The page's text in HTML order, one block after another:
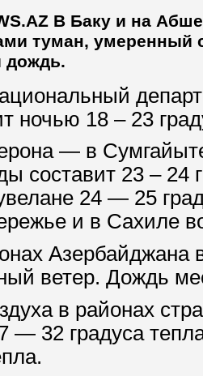
В Баку и на
туман, умеренный
дождь.
ночью 18 – 23
— в
составит 23 – 24
24 — 25
и в Сахиле
Азербайджана
ветер. Дождь
в районах
— 32 градуса